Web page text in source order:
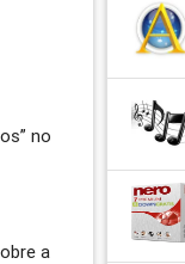
no
a